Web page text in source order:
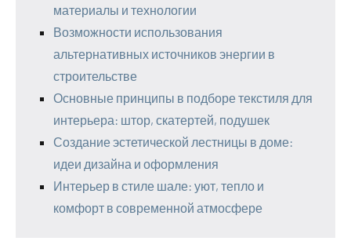
материалы и технологии
Возможности использования
альтернативных источников энергии в
строительстве
Основные принципы в подборе текстиля для
интерьера: штор, скатертей, подушек
Создание эстетической лестницы в доме:
идеи дизайна и оформления
Интерьер в стиле шале: уют, тепло и
комфорт в современной атмосфере